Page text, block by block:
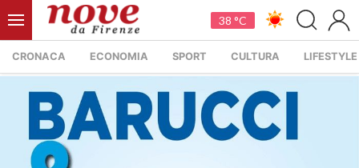
38 °C
CRONACA ECONOMIA SPORT CULTURA LIFESTYLE